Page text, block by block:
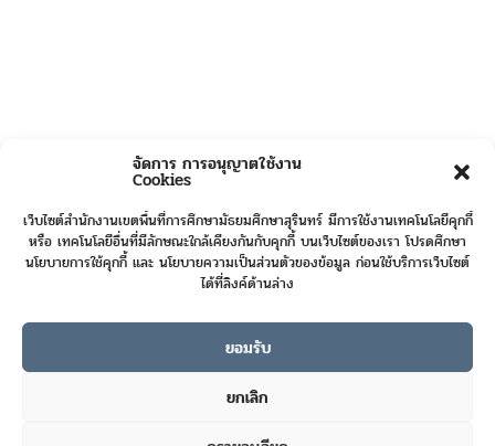
จัดการ การอนุญาตใช้งาน
Cookies
เว็บไซต์สำนักงานเขตพื้นที่การศึกษามัธยมศึกษาสุรินทร์ มีการใช้งานเทคโนโลยีคุกกี้
หรือ เทคโนโลยีอื่นที่มีลักษณะใกล้เคียงกันกับคุกกี้ บนเว็บไซต์ของเรา โปรดศึกษา
นโยบายการใช้คุกกี้ และ นโยบายความเป็นส่วนตัวของข้อมูล ก่อนใช้บริการเว็บไซต์
ได้ที่ลิงค์ด้านล่าง
ยอมรับ
ยกเลิก